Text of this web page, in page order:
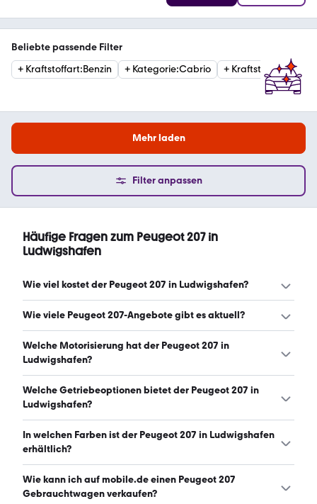
Beliebte passende Filter
+ Kraftstoffart:Benzin + Kategorie:Cabrio + Kraftstoffart:Diesel
Mehr laden
Filter anpassen
Häufige Fragen zum Peugeot 207 in
Ludwigshafen
Wie viel kostet der Peugeot 207 in Ludwigshafen?
Ein guter Preis für einen Peugeot 207 in Ludwigshafen
Wie viele Peugeot 207-Angebote gibt es aktuell?
Es gibt insgesamt 53 Peugeot 207 bei mobile.de, davon
53 Gebraucht- und 0 Neuwagen. (Stand: 6.8.2026)
Welche Motorisierung hat der Peugeot 207 in
Ludwigshafen?
Der Peugeot 207 in Ludwigshafen hat Leistungen
zwischen 73 und 150 PS. (Stand: 6.8.2026)
Welche Getriebeoptionen bietet der Peugeot 207 in
Ludwigshafen?
Der Peugeot 207 in Ludwigshafen ist mit manuellem und
automatischem Getriebe erhältlich. (Stand: 6.8.2026)
In welchen Farben ist der Peugeot 207 in Ludwigshafen
erhältlich?
Den Peugeot 207 in Ludwigshafen gibt es in folgenden
Farben: grau, schwarz, blau, rot, silber, beige, braun und
Wie kann ich auf mobile.de einen Peugeot 207
Gebrauchtwagen verkaufen?